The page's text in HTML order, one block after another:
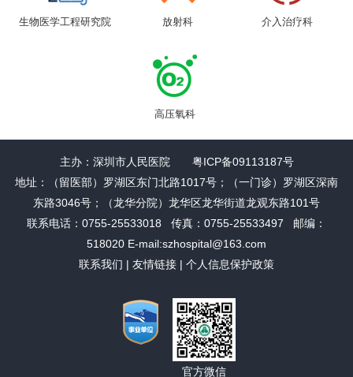
生物医学工程研究院 放射科 介入治疗科
高压氧科
主办：深圳市人民医院 粤ICP备09113187号
地址：（留医部）罗湖区东门北路1017号；（一门诊）罗湖区深南
东路3046号；（龙华分院）龙华区龙华街道龙观东路101号
联系电话：0755-25533018 传真：0755-25533497 邮编：
518020 E-mail:szhospital@163.com
联系我们 | 友情链接 | 个人信息保护政策
官方微信